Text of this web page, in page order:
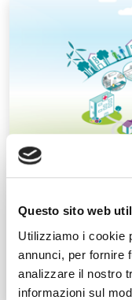
Questo sito web
Utilizziamo i cookie
annunci, per fornire
analizzare il nostro
informazioni sul
28 OTTOBRE 2022
A.I.S.E. Activity
22